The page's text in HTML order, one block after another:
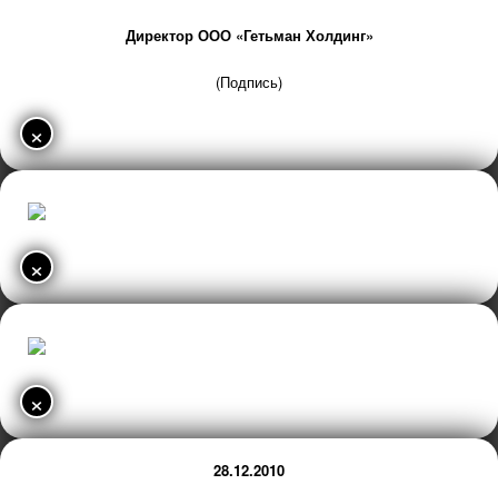
Директор ООО «Гетьман Холдинг»
(Подпись)
×
×
×
28.12.2010